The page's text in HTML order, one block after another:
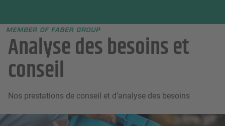
menu
Analyse des besoins et
conseil
Nos prestations de conseil et d’analyse des besoins